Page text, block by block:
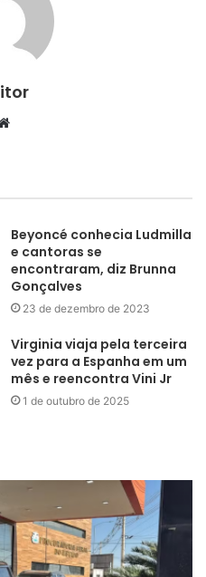
Website
Beyoncé conhecia Ludmilla
e cantoras se
encontraram, diz Brunna
Gonçalves
23 de dezembro de 2023
Virginia viaja pela terceira
vez para a Espanha em um
mês e reencontra Vini Jr
1 de outubro de 2025